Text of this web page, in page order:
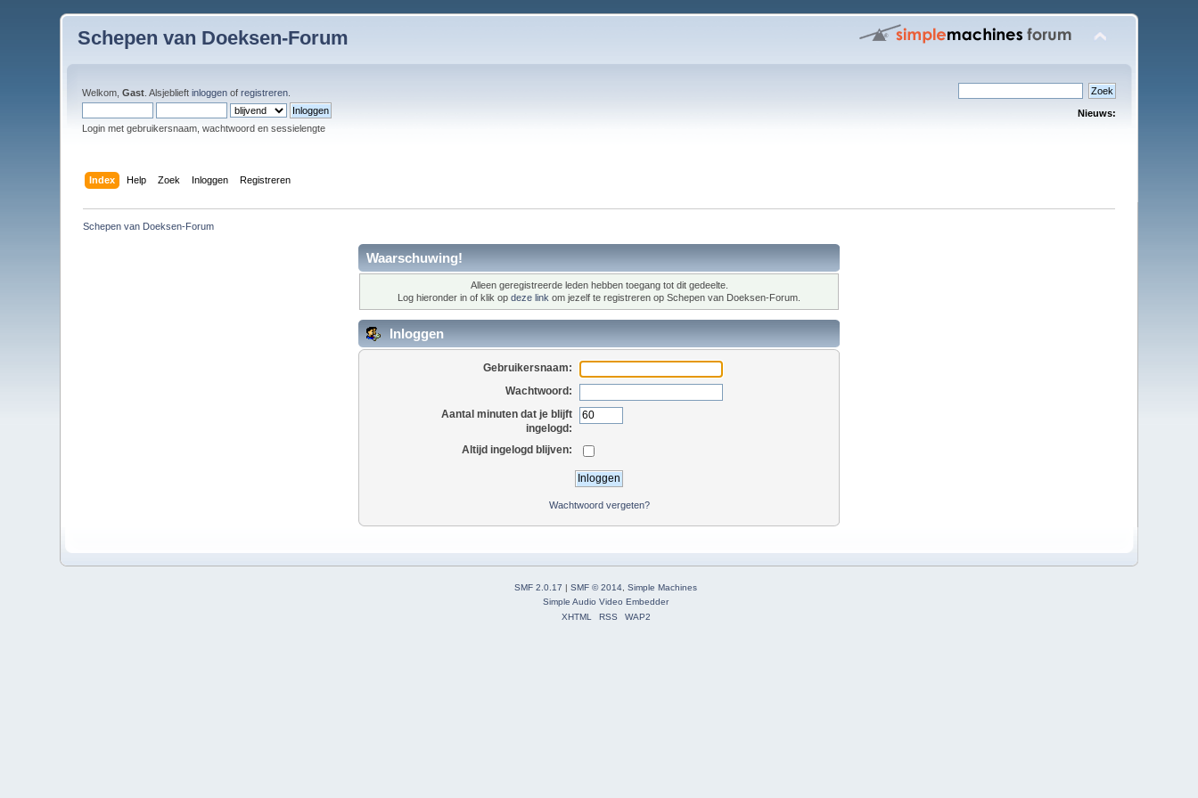
Schepen van Doeksen-Forum
Welkom,Gast . Alsjeblieftinloggen ofregistreren
Login met gebruikersnaam, wachtwoord en sessielengte
Nieuws:
Index Help Zoek Inloggen Registreren
Schepen van Doeksen-Forum
Waarschuwing!
Alleen geregistreerde leden hebben toegang tot dit gedeelte.
Log hieronder in of klik op deze link om jezelf te registreren op Schepen van Doeksen-Forum.
Inloggen
Gebruikersnaam:
Wachtwoord:
Aantal minuten dat je blijft
ingelogd:
Altijd ingelogd blijven:
Wachtwoord vergeten?
SMF 2.0.17 | SMF © 2014 Simple Machines
Simple Audio Video Embedder
XHTML
RSS WAP2